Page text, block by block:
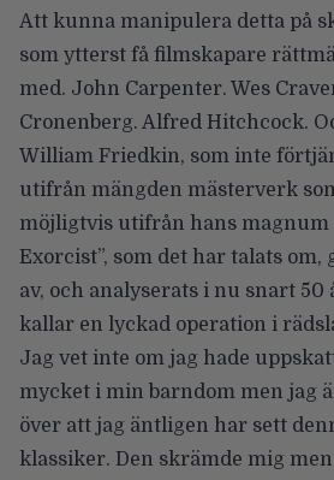
Att kunna manipulera detta på
som ytterst få filmskapare
med. John Carpenter. Wes
Cronenberg. Alfred Hitchcock.
William Friedkin, som inte
utifrån mängden mästerverk
möjligtvis utifrån hans magnum
Exorcist”, som det har talats
av, och analyserats i nu snart 50
kallar en lyckad operation i
Jag vet inte om jag hade
mycket i min barndom men jag
över att jag äntligen har sett
klassiker. Den skrämde mig